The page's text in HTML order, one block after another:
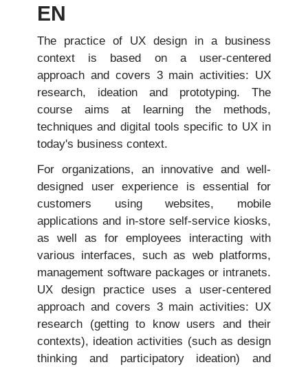
EN
The practice of UX design in a business
context is based on a user-centered
approach and covers 3 main activities: UX
research, ideation and prototyping. The
course aims at learning the methods,
techniques and digital tools specific to UX in
today's business context.
For organizations, an innovative and well-
designed user experience is essential for
customers using websites, mobile
applications and in-store self-service kiosks,
as well as for employees interacting with
various interfaces, such as web platforms,
management software packages or intranets.
UX design practice uses a user-centered
approach and covers 3 main activities: UX
research (getting to know users and their
contexts), ideation activities (such as design
thinking and participatory ideation) and